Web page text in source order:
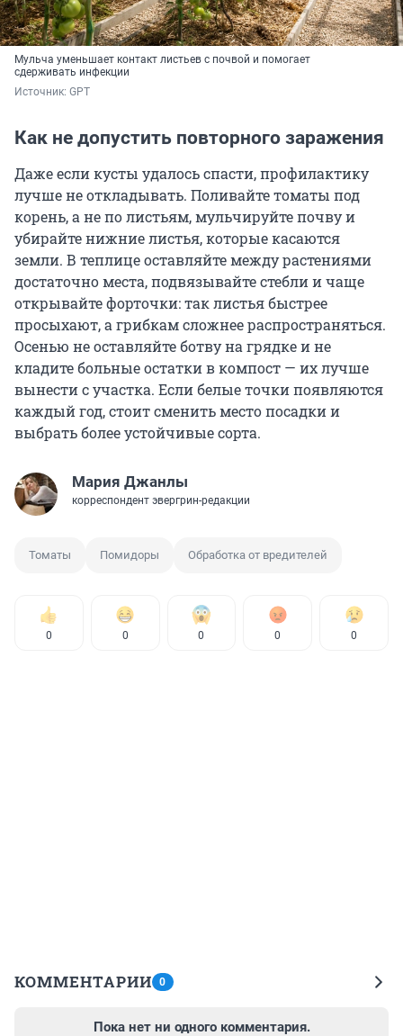
Мульча уменьшает контакт листьев с почвой и помогает
сдерживать инфекции
Источник: GPT
Как не допустить повторного заражения
Даже если кусты удалось спасти, профилактику
лучше не откладывать. Поливайте томаты под
корень, а не по листьям, мульчируйте почву и
убирайте нижние листья, которые касаются
земли. В теплице оставляйте между растениями
достаточно места, подвязывайте стебли и чаще
открывайте форточки: так листья быстрее
просыхают, а грибкам сложнее распространяться.
Осенью не оставляйте ботву на грядке и не
кладите больные остатки в компост — их лучше
вынести с участка. Если белые точки появляются
каждый год, стоит сменить место посадки и
выбрать более устойчивые сорта.
Мария Джанлы
корреспондент эвергрин-редакции
Томаты Помидоры Обработка от вредителей
0 0 0 0 0
КОММЕНТАРИИ 0
Пока нет ни одного комментария.